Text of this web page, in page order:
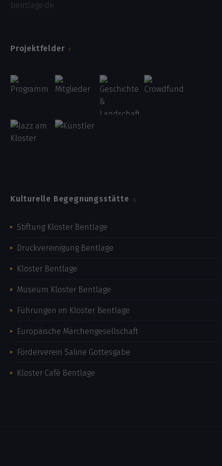
bentlage.de
Projektfelder
Kulturelle Begegnungsstätte
Stiftung Kloster Bentlage
Druckvereinigung Bentlage
Kloster Bentlage
Museum Kloster Bentlage
Führungen im Kloster Bentlage
Europäische Märchengesellschaft
Förderverein Saline Gottesgabe
Kloster Café Bentlage